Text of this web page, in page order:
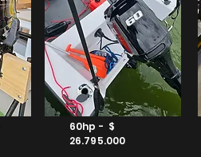
60hp - $
26.795.000